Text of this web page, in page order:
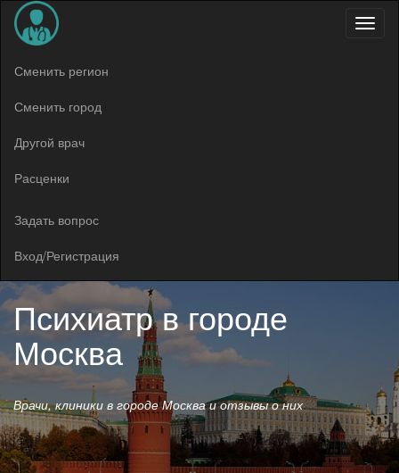
Меню
Сменить регион
Сменить город
Другой врач
Расценки
Задать вопрос
Вход/Регистрация
Психиатр вгороде
Москва
Врачи, клиники в городе Москва и отзывы о них